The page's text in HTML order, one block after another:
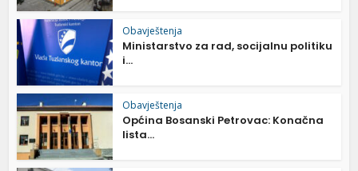
Obavještenja
Ministarstvo za rad, socijalnu politiku
i...
Obavještenja
Općina Bosanski Petrovac: Konačna
lista...